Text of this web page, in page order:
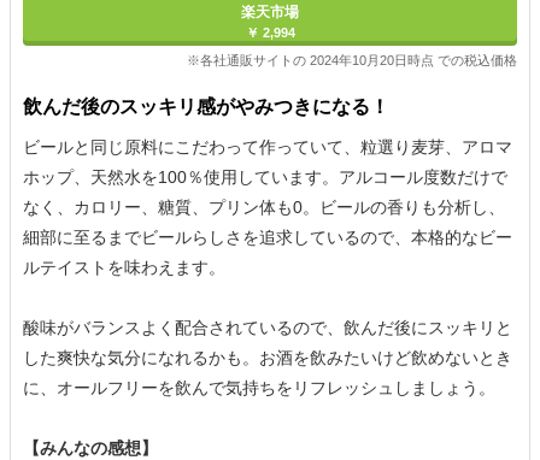
楽天市場
￥ 2,994
※各社通販サイトの 2024年10月20日時点 での税込価格
飲んだ後のスッキリ感がやみつきになる！
ビールと同じ原料にこだわって作っていて、粒選り麦芽、アロマ
ホップ、天然水を100％使用しています。アルコール度数だけで
なく、カロリー、糖質、プリン体も0。ビールの香りも分析し、
細部に至るまでビールらしさを追求しているので、本格的なビー
ルテイストを味わえます。
酸味がバランスよく配合されているので、飲んだ後にスッキリと
した爽快な気分になれるかも。お酒を飲みたいけど飲めないとき
に、オールフリーを飲んで気持ちをリフレッシュしましょう。
【みんなの感想】